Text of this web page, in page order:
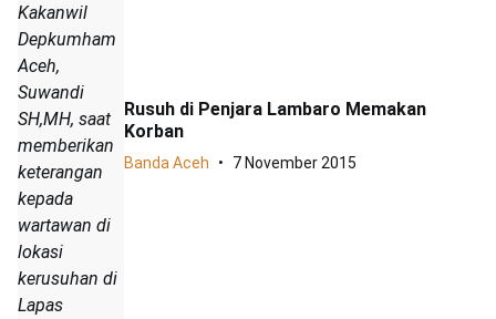
Kakanwil
Depkumham
Aceh,
Suwandi
SH,MH, saat
memberikan
keterangan
kepada
wartawan di
lokasi
kerusuhan di
Lapas
Rusuh di Penjara Lambaro Memakan
Korban
Banda Aceh 7 November 2015